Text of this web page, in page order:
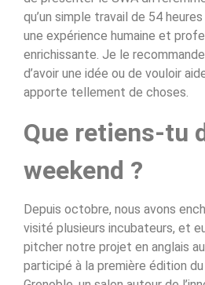
qu’un simple travail de 54
une expérience humaine et
enrichissante. Je le
d’avoir une idée ou de vouloir
apporte tellement de choses.
Que retiens-tu
weekend ?
Depuis octobre, nous avons
visité plusieurs incubateurs, et
pitcher notre projet en anglais au
participé à la première édition